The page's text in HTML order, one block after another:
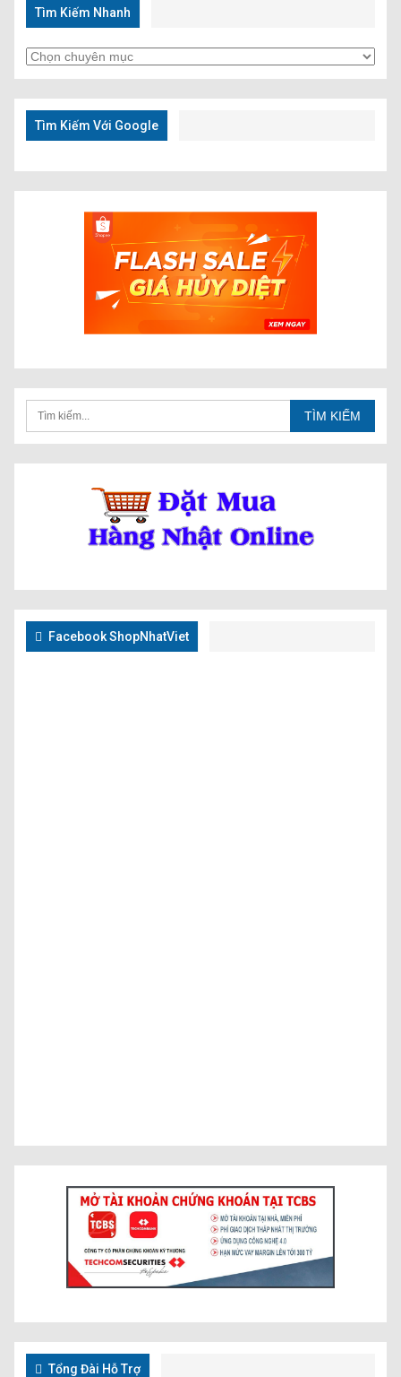
Tìm Kiếm Nhanh
Tìm
Kiếm
Nhanh
Tìm Kiếm Với Google
Facebook ShopNhatViet
Tổng Đài Hỗ Trợ